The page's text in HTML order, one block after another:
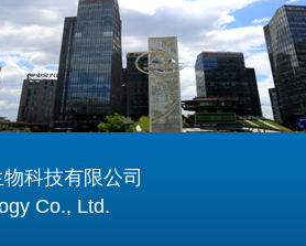
科技有限公司
Co., Ltd.